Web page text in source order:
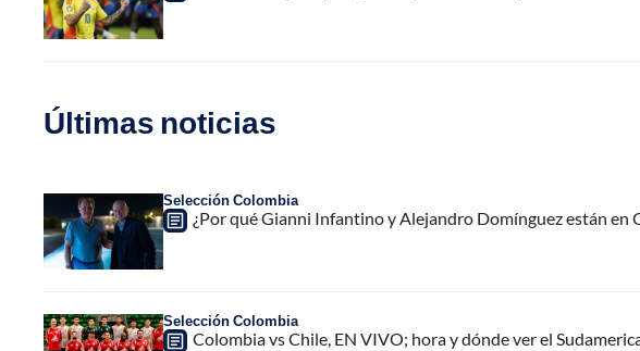
Últimas noticias
Selección Colombia
¿Por qué Gianni Infantino y Alejandro Domínguez están en
Selección Colombia
Colombia vs Chile, EN VIVO; hora y dónde ver el